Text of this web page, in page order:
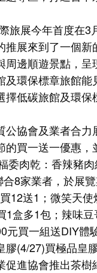
旅展今年首度在
展來到了一個
邊順遊景點，
環保標章旅館
低碳旅館及環保
協會及業者合
買一送一優惠
委肉乾：香辣豬
8家業者，於展
12送1；微笑天
盒多1包；辣味
買一組送DIY體
(4/27)買極品皇
進協會推出茶